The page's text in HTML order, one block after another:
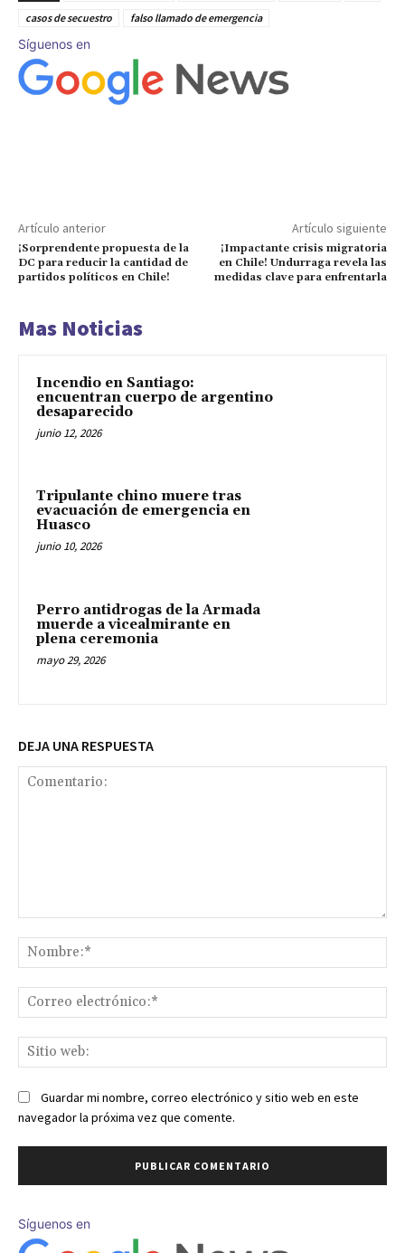
casos de secuestro falso llamado de emergencia
Síguenos en
Artículo anterior
¡Sorprendente propuesta de la
DC para reducir la cantidad de
partidos políticos en Chile!
Artículo siguiente
¡Impactante crisis migratoria
en Chile! Undurraga revela las
medidas clave para enfrentarla
Mas Noticias
Incendio en Santiago:
encuentran cuerpo de argentino
desaparecido
junio 12, 2026
Tripulante chino muere tras
evacuación de emergencia en
Huasco
junio 10, 2026
Perro antidrogas de la Armada
muerde a vicealmirante en
plena ceremonia
mayo 29, 2026
DEJA UNA RESPUESTA
Guardar mi nombre, correo electrónico y sitio web en este
navegador la próxima vez que comente.
Síguenos en